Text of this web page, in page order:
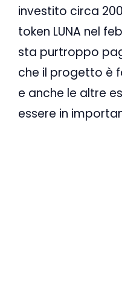
investito circa
token LUNA nel
sta purtroppo
che il progetto è
e anche le altre
essere in